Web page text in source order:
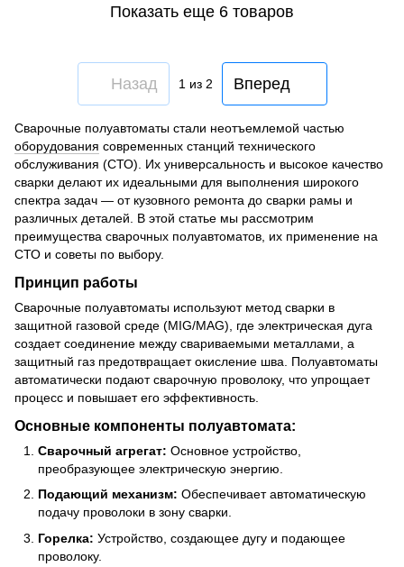
Показать еще 6 товаров
Назад 1из 2 Вперед
Сварочные полуавтоматы стали неотъемлемой частью
оборудования современных станций технического
обслуживания (СТО). Их универсальность и высокое качество
сварки делают их идеальными для выполнения широкого
спектра задач — от кузовного ремонта до сварки рамы и
различных деталей. В этой статье мы рассмотрим
преимущества сварочных полуавтоматов, их применение на
СТО и советы по выбору.
Принцип работы
Сварочные полуавтоматы используют метод сварки в
защитной газовой среде (MIG/MAG), где электрическая дуга
создает соединение между свариваемыми металлами, а
защитный газ предотвращает окисление шва. Полуавтоматы
автоматически подают сварочную проволоку, что упрощает
процесс и повышает его эффективность.
Основные компоненты полуавтомата:
Сварочный агрегат: Основное устройство,
преобразующее электрическую энергию.
Подающий механизм: Обеспечивает автоматическую
подачу проволоки в зону сварки.
Горелка: Устройство, создающее дугу и подающее
проволоку.